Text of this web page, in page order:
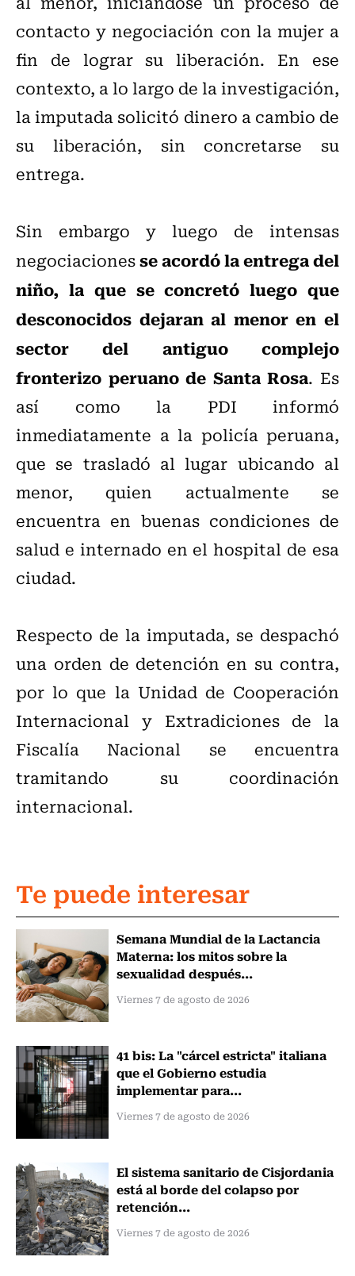
contacto y negociación con la mujer a
fin de lograr su liberación. En ese
contexto, a lo largo de la investigación,
la imputada solicitó dinero a cambio de
su liberación, sin concretarse su
entrega.
Sin embargo y luego de intensas
negociacionesse acordó la entrega del
niño, la que se concretó luego que
desconocidos dejaran al menor en el
sector del antiguo complejo
fronterizo peruano de Santa Rosa. Es
así como la PDI informó
inmediatamente a la policía peruana,
que se trasladó al lugar ubicando al
menor, quien actualmente se
encuentra en buenas condiciones de
salud e internado en el hospital de esa
ciudad.
Respecto de la imputada, se despachó
una orden de detención en su contra,
por lo que la Unidad de Cooperación
Internacional y Extradiciones de la
Fiscalía Nacional se encuentra
tramitando su coordinación
internacional.
Te puede interesar
Semana Mundial de la Lactancia
Materna: los mitos sobre la
sexualidad después...
Viernes 7 de agosto de 2026
41 bis: La "cárcel estricta" italiana
que el Gobierno estudia
implementar para...
Viernes 7 de agosto de 2026
El sistema sanitario de Cisjordania
está al borde del colapso por
retención...
Viernes 7 de agosto de 2026